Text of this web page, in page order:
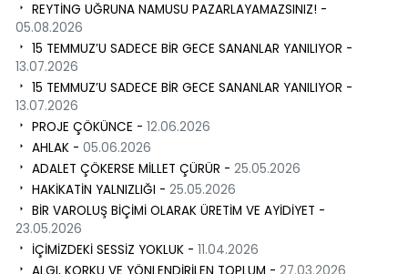
REYTİNG UĞRUNA NAMUSU PAZARLAYAMAZSINIZ! -
05.08.2026
15 TEMMUZ’U SADECE BİR GECE SANANLAR YANILIYOR -
13.07.2026
15 TEMMUZ’U SADECE BİR GECE SANANLAR YANILIYOR -
13.07.2026
PROJE ÇÖKÜNCE - 12.06.2026
AHLAK - 05.06.2026
ADALET ÇÖKERSE MİLLET ÇÜRÜR - 25.05.2026
HAKİKATİN YALNIZLIĞI - 25.05.2026
BİR VAROLUŞ BİÇİMİ OLARAK ÜRETİM VE AYİDİYET -
23.05.2026
İÇİMİZDEKİ SESSİZ YOKLUK - 11.04.2026